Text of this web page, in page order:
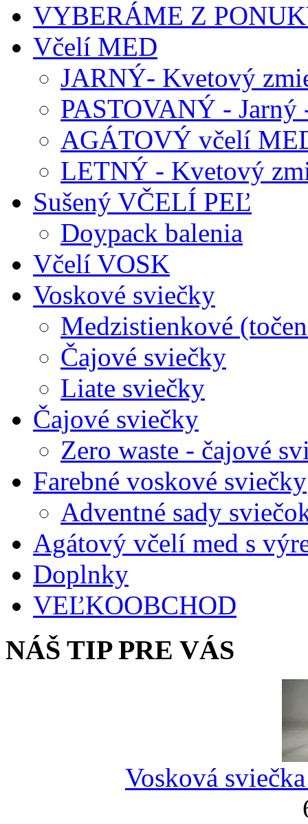
VYBERÁME Z
Včelí MED
JARNÝ- Kvetový
PASTOVANÝ -
AGÁTOVÝ včelí
LETNÝ - Kvetový
Sušený VČELÍ PEĽ
Doypack balenia
Včelí VOSK
Voskové sviečky
Medzistienkové
Čajové sviečky
Liate sviečky
Čajové sviečky
Zero waste - čajové
Farebné voskové sviečky
Adventné sady
Agátový včelí med s
Doplnky
VEĽKOOBCHOD
NÁŠ TIP PRE VÁS
Vosková